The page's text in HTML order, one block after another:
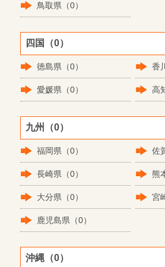
鳥取県（0）
四国（0）
徳島県（0） 香
愛媛県（0） 高
九州（0）
福岡県（0） 佐
長崎県（0） 熊
大分県（0） 宮
鹿児島県（0）
沖縄（0）